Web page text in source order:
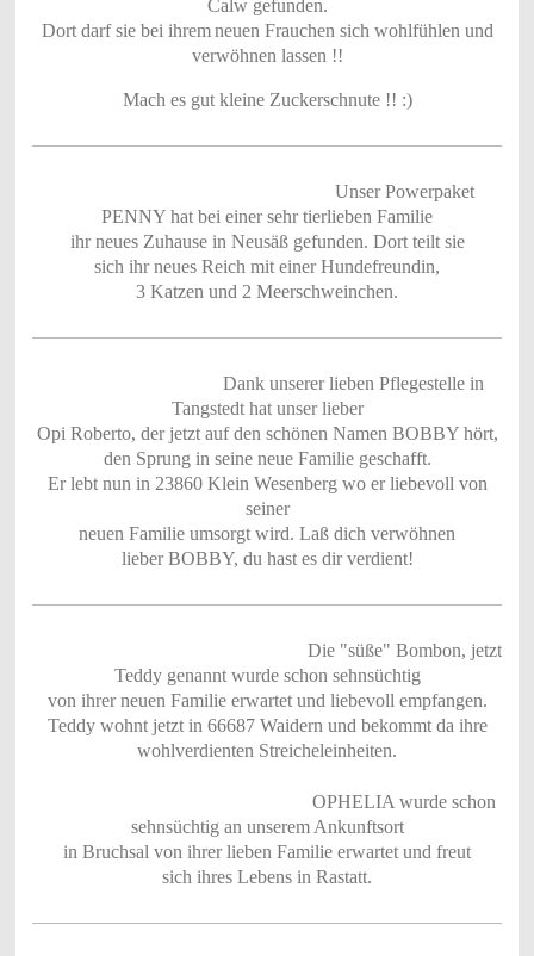
Calw gefunden.
Dort darf sie bei ihrem neuen Frauchen sich wohlfühlen und
verwöhnen lassen !!
Mach es gut kleine Zuckerschnute !! :)
Unser Powerpaket
PENNY hat bei einer sehr tierlieben Familie
ihr neues Zuhause in Neusäß gefunden. Dort teilt sie
sich ihr neues Reich mit einer Hundefreundin,
3 Katzen und 2 Meerschweinchen.
Dank unserer lieben Pflegestelle in
Tangstedt hat unser lieber
Opi Roberto, der jetzt auf den schönen Namen BOBBY hört,
den Sprung in seine neue Familie geschafft.
Er lebt nun in 23860 Klein Wesenberg wo er liebevoll von
seiner
neuen Familie umsorgt wird. Laß dich verwöhnen
lieber BOBBY, du hast es dir verdient!
Die "süße" Bombon, jetzt
Teddy genannt wurde schon sehnsüchtig
von ihrer neuen Familie erwartet und liebevoll empfangen.
Teddy wohnt jetzt in 66687 Waidern und bekommt da ihre
wohlverdienten Streicheleinheiten.
OPHELIA wurde schon
sehnsüchtig an unserem Ankunftsort
in Bruchsal von ihrer lieben Familie erwartet und freut
sich ihres Lebens in Rastatt.